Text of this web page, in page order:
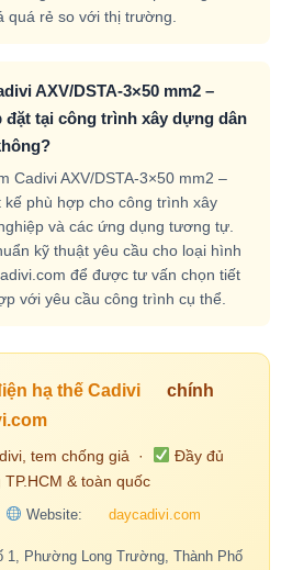
quá rẻ so với thị trường.
AXV/DSTA-3×50 mm2 –
đặt tại công trình xây dựng dân
Cadivi AXV/DSTA-3×50 mm2 –
phù hợp cho công trình xây
và các ứng dụng tương tự.
kỹ thuật yêu cầu cho loại hình
để được tư vấn chọn tiết
với yêu cầu công trình cụ thể.
hạ thế Cadivi
chính
tem chống giả ·
Đầy đủ
& toàn quốc
Website: daycadivi.com
Phường Long Trường, Thành Phố